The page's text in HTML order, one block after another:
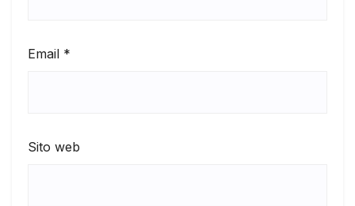
Email *
Sito web